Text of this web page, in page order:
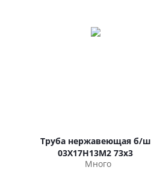
Труба нержавеющая б/ш
03Х17Н13М2 73х3
Много